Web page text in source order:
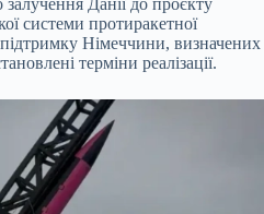
Данії до проєкту
системи протиракетної
Німеччини, визначених
терміни реалізації.